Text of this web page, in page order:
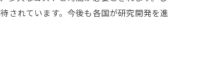
されています。今後も各国が研究開発を進